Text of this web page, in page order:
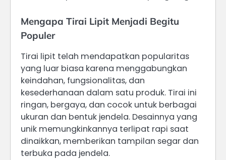
Mengapa Tirai Lipit Menjadi Begitu
Populer
Tirai lipit telah mendapatkan popularitas
yang luar biasa karena menggabungkan
keindahan, fungsionalitas, dan
kesederhanaan dalam satu produk. Tirai ini
ringan, bergaya, dan cocok untuk berbagai
ukuran dan bentuk jendela. Desainnya yang
unik memungkinkannya terlipat rapi saat
dinaikkan, memberikan tampilan segar dan
terbuka pada jendela.